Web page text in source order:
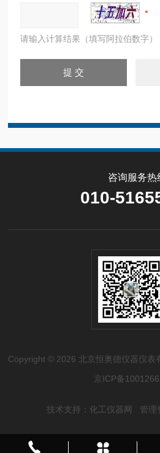
请输入计算结果（填写阿拉伯数字
咨询服务热
010-
Copyright © 2026 北京恒奥德仪器仪表
京ICP备
技术支持： 化工仪器网 管理